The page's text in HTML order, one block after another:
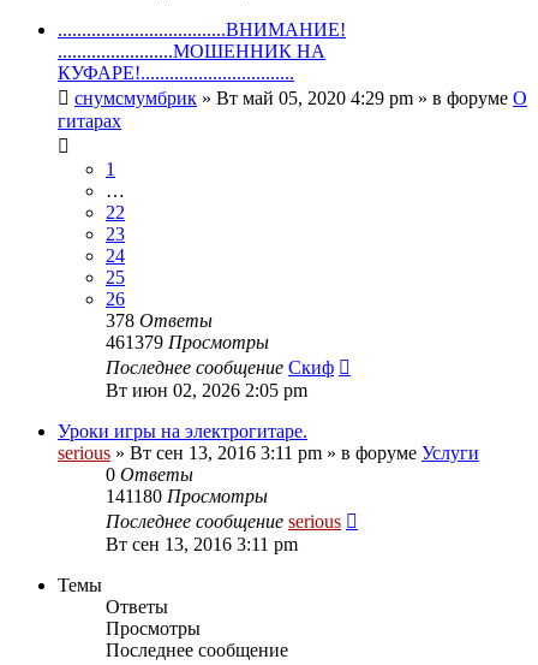
...................................ВНИМАНИЕ!
........................МОШЕННИК НА
КУФАРЕ!................................
снумсмумбрик » Вт май 05, 2020 4:29 pm » в форуме О
гитарах
1
…
22
23
24
25
26
378 Ответы
461379 Просмотры
Последнее сообщение Скиф
Вт июн 02, 2026 2:05 pm
Уроки игры на электрогитаре.
serious » Вт сен 13, 2016 3:11 pm » в форуме Услуги
0 Ответы
141180 Просмотры
Последнее сообщение serious
Вт сен 13, 2016 3:11 pm
Темы
Ответы
Просмотры
Последнее сообщение